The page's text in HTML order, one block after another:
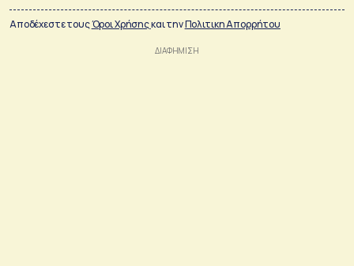
Αποδέχεστε τουςΌροι Χρήσηςκαι τηνΠολιτικη Απορρήτου